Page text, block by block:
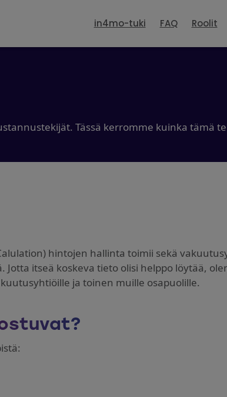
in4mo-tuki FAQ Roolit
Tässä kerromme kuinka tämä
hintojen hallinta toimii sekä
Jotta itseä koskeva tieto olisi helppo löytää,
ja toinen muille osapuolille.